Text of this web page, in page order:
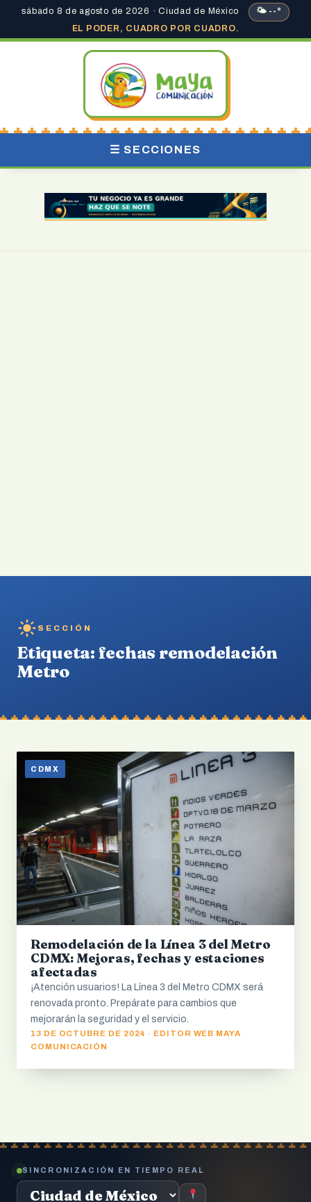
sábado 8 de agosto de 2026 · Ciudad de México
🌤 --°
EL PODER, CUADRO POR CUADRO.
☰ SECCIONES
SECCIÓN
Etiqueta: fechas remodelación
Metro
CDMX
Remodelación de la Línea 3 del Metro
CDMX: Mejoras, fechas y estaciones
afectadas
¡Atención usuarios! La Línea 3 del Metro CDMX será
renovada pronto. Prepárate para cambios que
mejorarán la seguridad y el servicio.
13 DE OCTUBRE DE 2024 · EDITOR WEB MAYA
COMUNICACIÓN
SINCRONIZACIÓN EN TIEMPO REAL